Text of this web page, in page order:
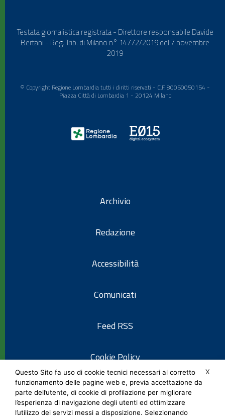
Testata giornalistica registrata - Direttore responsabile Davide
Bertani - Reg. Trib. di Milano n° 14772/2019 del 7 novembre
2019
© Copyright Regione Lombardia tutti i diritti riservati - C.F. 80050050154 -
Piazza Città di Lombardia 1 - 20124 Milano
Archivio
Redazione
Accessibilità
Comunicati
Feed RSS
Cookie Policy
Informativa privacy
X
Questo Sito fa uso di cookie tecnici necessari al corretto
funzionamento delle pagine web e, previa accettazione da
parte dell’utente, di cookie di profilazione per migliorare
l’esperienza di navigazione degli utenti ed ottimizzare
l’utilizzo dei servizi messi a disposizione. Selezionando